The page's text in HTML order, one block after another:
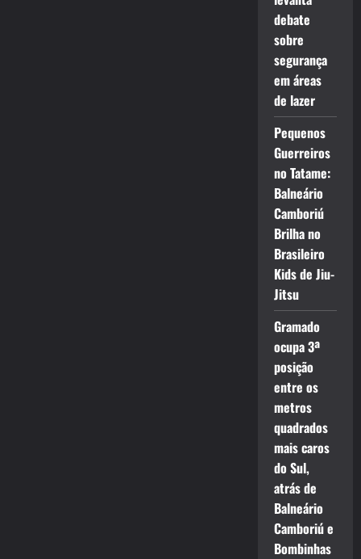
debate
sobre
segurança
em áreas
de lazer
Pequenos
Guerreiros
no Tatame:
Balneário
Camboriú
Brilha no
Brasileiro
Kids de Jiu-
Jitsu
Gramado
ocupa 3ª
posição
entre os
metros
quadrados
mais caros
do Sul,
atrás de
Balneário
Camboriú e
Bombinhas